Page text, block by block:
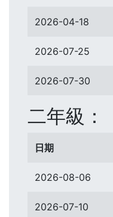
2026-04-18
2026-07-25
2026-07-30
二年級：
日期
2026-08-06
2026-07-10